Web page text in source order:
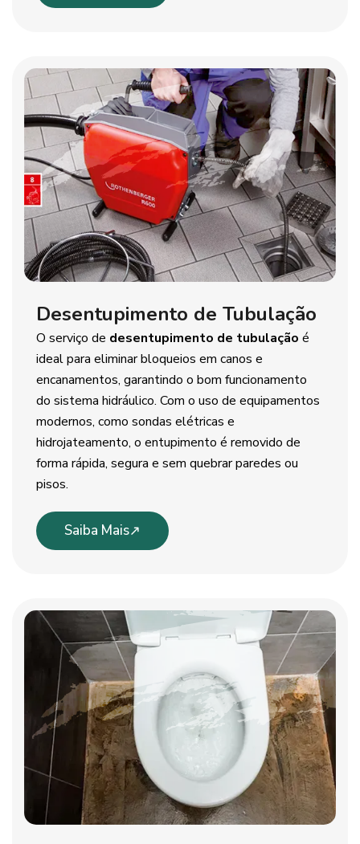
Desentupimento de Tubulação
O serviço de desentupimento de tubulação é
ideal para eliminar bloqueios em canos e
encanamentos, garantindo o bom funcionamento
do sistema hidráulico. Com o uso de equipamentos
modernos, como sondas elétricas e
hidrojateamento, o entupimento é removido de
forma rápida, segura e sem quebrar paredes ou
pisos.
Saiba Mais